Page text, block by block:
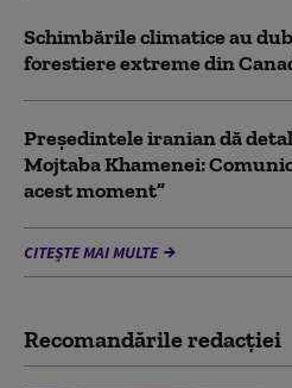
Schimbările climatice au
forestiere extreme din
Preşedintele iranian dă
Mojtaba Khamenei:
acest moment”
CITEȘTE MAI MULTE
Recomandările redacţiei